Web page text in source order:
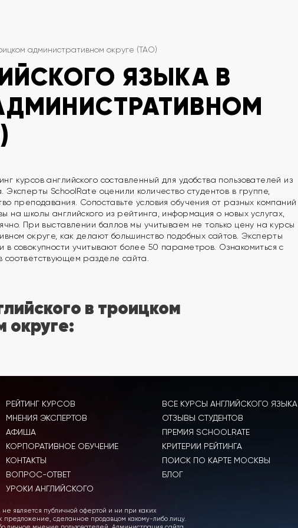
административном округе (ТАО)
ЯЗЫКА В
курсов английского составленный для удобства пользователей из
Эксперты SchoolRate оценили количество студентов в группе,
преподавания. Сопоставьте условия обучения от разных компаний
школы английского из рейтинга, информация о новых услугах,
При выставлении баллов мы учитываем не только цену на курсы
округе, как делают большинство подобных сайтов. Эксперты
совокупности учитывают более 50 параметров. Ознакомиться с
разделе сайта.
в троицком
округе:
РЕЙТИНГ КУРСОВ
ВСЕ КУРСЫ АНГЛИЙСКОГО ЯЗЫКА
МНЕНИЯ ЭКСПЕРТОВ
ОТЗЫВЫ СТУДЕНТОВ
АФИША
ПРЕМИЯ SCHOOLRATE
КОРПОРАТИВНОЕ ОБУЧЕНИЕ
КРИТЕРИИ РЕЙТИНГА
КОНТАКТЫ
ПОИСК ПО КАРТЕ МОСКВЫ
ВОПРОС-ОТВЕТ
БЛОГ
УРОКИ АНГЛИЙСКОГО
является публичной офертой и ни при каких
предложение, сделанное продавцом какому-либо лицу.